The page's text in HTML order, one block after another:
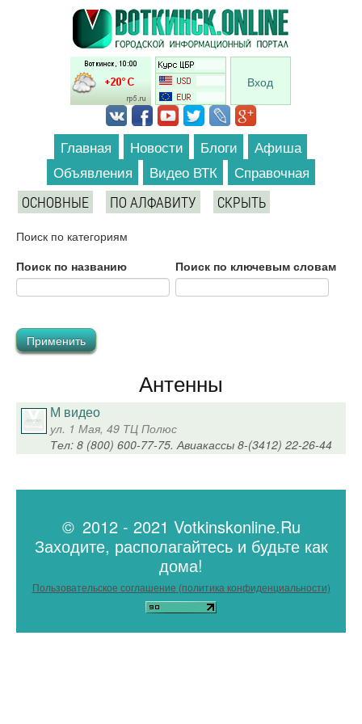
Перейти к основному содержанию
Вход
Главная Новости Блоги
Афиша
Объявления
Видео ВТК Справочная
ОСНОВНЫЕ ПО АЛФАВИТУ СКРЫТЬ
Поиск по категориям
Поиск по названию
Поиск по ключевым словам
Антенны
М видео
ул. 1 Мая, 49 ТЦ Полюс
Тел: 8 (800) 600-77-75. Авиакассы 8-(3412) 22-26-44
© 2012 - 2021 Votkinskonline.Ru
Заходите, располагайтесь и будьте как
дома!
Пользовательское соглашение (политика конфиденциальности)